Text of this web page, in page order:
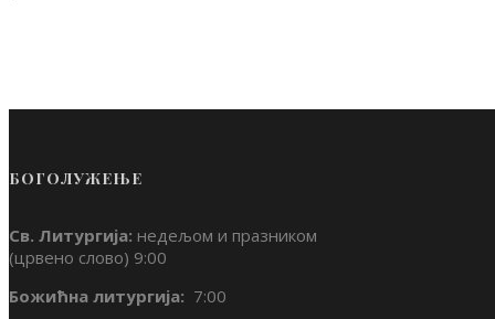
БОГОЛУЖЕЊЕ
Св. Литургија: недељом и празником
(црвено слово) 9:00
Божићна литургија: 7:00